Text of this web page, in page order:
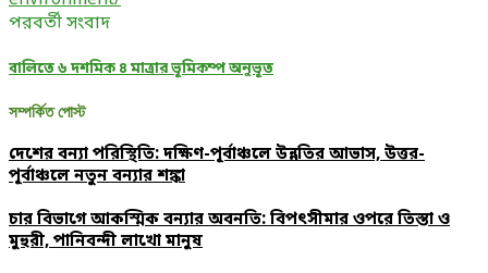
পরবর্তী সংবাদ
বালিতে ৬ দশমিক ৪ মাত্রার ভূমিকম্প অনুভূত
সম্পর্কিত পোস্ট
দেশের বন্যা পরিস্থিতি: দক্ষিণ-পূর্বাঞ্চলে উন্নতির আভাস, উত্তর-
পূর্বাঞ্চলে নতুন বন্যার শঙ্কা
চার বিভাগে আকস্মিক বন্যার অবনতি: বিপৎসীমার ওপরে তিস্তা ও
মুহুরী, পানিবন্দী লাখো মানুষ